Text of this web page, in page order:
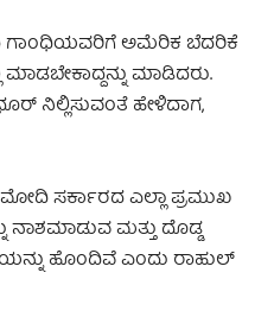
ಗಾಂಧಿಯವರಿಗೆ ಅಮೆರಿಕ ಬೆದರಿಕೆ
ಮಾಡಿದರು.
ನಿಲ್ಲಿಸುವಂತೆ ಹೇಳಿದಾಗ,
ಸರ್ಕಾರದ ಎಲ್ಲಾ ಪ್ರಮುಖ
ನಾಶಮಾಡುವ ಮತ್ತು ದೊಡ್ಡ
ಹೊಂದಿವೆ ಎಂದು ರಾಹುಲ್